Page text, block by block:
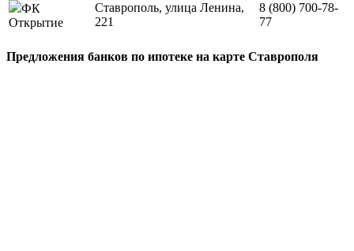
ФК
Открытие
Ставрополь, улица Ленина,
221
8 (800) 700-78-
77
Предложения банков по ипотеке на карте Ставрополя